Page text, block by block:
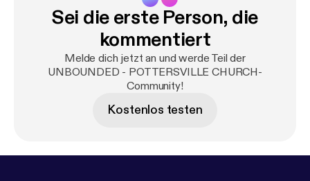
Sei die erste Person, die
kommentiert
Melde dich jetzt an und werde Teil der
UNBOUNDED - POTTERSVILLE CHURCH-
Community!
Kostenlos testen